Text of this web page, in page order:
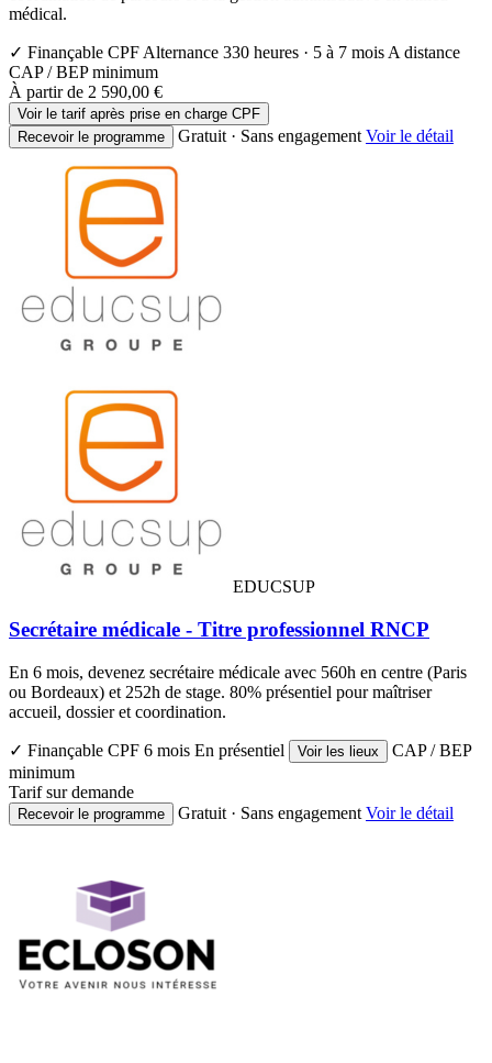
médical.
✓ Finançable CPF Alternance 330 heures · 5 à 7 mois A distance
CAP / BEP minimum
À partir de 2 590,00 €
Voir le tarif après prise en charge CPF
Recevoir le programme
Gratuit · Sans engagement Voir le détail
EDUCSUP
Secrétaire médicale - Titre professionnel RNCP
En 6 mois, devenez secrétaire médicale avec 560h en centre (Paris
ou Bordeaux) et 252h de stage. 80% présentiel pour maîtriser
accueil, dossier et coordination.
✓ Finançable CPF 6 mois En présentiel Voir les lieux
CAP / BEP
minimum
Tarif sur demande
Recevoir le programme Gratuit · Sans engagement Voir le détail